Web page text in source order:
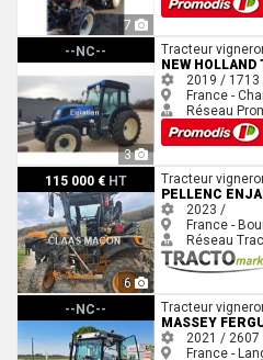
7
--NC--
3
New Holland T4-110F
Tracteur
NEW
2019 / 1713
France -
Réseau
115 000 € HT
6
Pellenc ENJAMBEUR 240Tracteur
PELLENC
2023 /
France -
Réseau
--NC--
Massey Ferguson 3708SESS
Tracteur
MASSEY
2021 / 2607
France -